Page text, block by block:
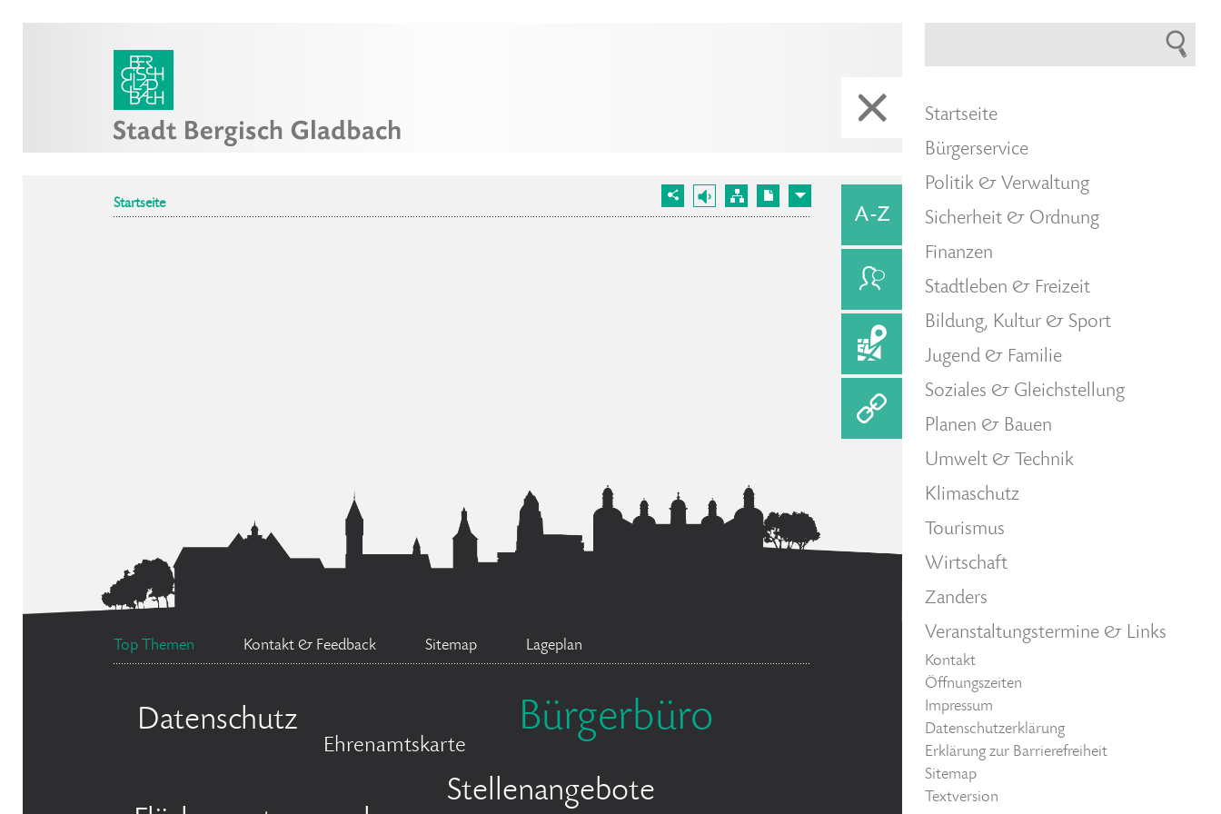
Startseite
Top Themen Kontakt & Feedback Sitemap Lageplan
Datenschutz
Ehrenamtskarte
Bürgerbüro
Stellenangebote
Startseite
Bürgerservice
Politik & Verwaltung
Sicherheit & Ordnung
Finanzen
Stadtleben & Freizeit
Bildung, Kultur & Sport
Jugend & Familie
Soziales & Gleichstellung
Planen & Bauen
Umwelt & Technik
Klimaschutz
Tourismus
Wirtschaft
Zanders
Veranstaltungstermine & Links
Kontakt
Öffnungszeiten
Impressum
Datenschutzerklärung
Erklärung zur Barrierefreiheit
Sitemap
Textversion